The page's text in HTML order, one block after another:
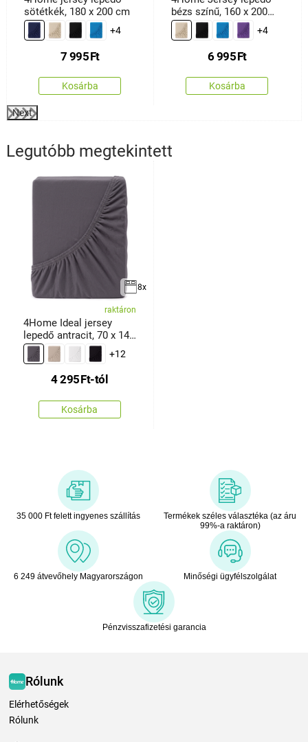
sötétkék, 180 x 200 cm
+4
7 995Ft
Kosárba
bézs színű, 160 x 200
cm
+4
6 995Ft
Kosárba
Next
Legutóbb megtekintett
8x
raktáron
4Home Ideal jersey
lepedő antracit, 70 x 140
cm
+12
4 295Ft-tól
Kosárba
35 000 Ft felett ingyenes szállítás
Termékek széles választéka (az áru
99%-a raktáron)
6 249 átvevőhely Magyarországon Minőségi ügyfélszolgálat
Pénzvisszafizetési garancia
Rólunk
Elérhetőségek
Rólunk